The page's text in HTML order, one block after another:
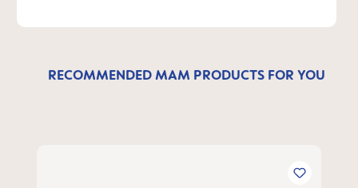
RECOMMENDED MAM PRODUCTS FOR YOU